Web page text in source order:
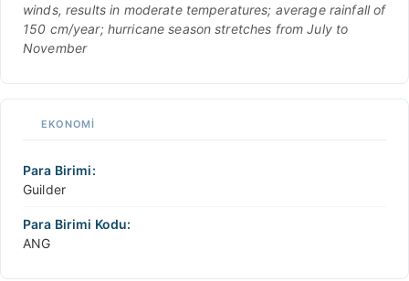
winds, results in moderate temperatures; average rainfall of
150 cm/year; hurricane season stretches from July to
November
EKONOMI
Para Birimi:
Guilder
Para Birimi Kodu:
ANG